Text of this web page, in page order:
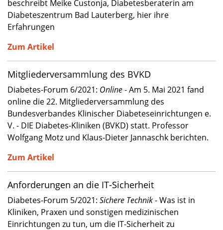
beschreibt Meike Custonja, Diabetesberaterin am
Diabeteszentrum Bad Lauterberg, hier ihre
Erfahrungen
Zum Artikel
Mitgliederversammlung des BVKD
Diabetes-Forum 6/2021: Online- Am 5. Mai 2021 fand
online die 22. Mitgliederversammlung des
Bundesverbandes Klinischer Diabeteseinrichtungen e.
V. - DIE Diabetes-Kliniken (BVKD) statt. Professor
Wolfgang Motz und Klaus-Dieter Jannaschk berichten.
Zum Artikel
Anforderungen an die IT-Sicherheit
Diabetes-Forum 5/2021: Sichere Technik- Was ist in
Kliniken, Praxen und sonstigen medizinischen
Einrichtungen zu tun, um die IT-Sicherheit zu